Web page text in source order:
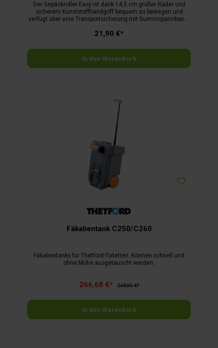
Der Gepäckroller Easy ist dank 14,5 cm großer Räder und
sicherem Kunststoffhandgriff bequem zu bewegen und
verfügt über eine Transportsicherung mit Gummispannband;
21,90 €*
In den Warenkorb
Fäkalientank C250/C260
Fäkalientanks für Thetford-Toiletten. Können schnell und
ohne Mühe ausgetauscht werden.
266,68 €* 268,95 €*
In den Warenkorb